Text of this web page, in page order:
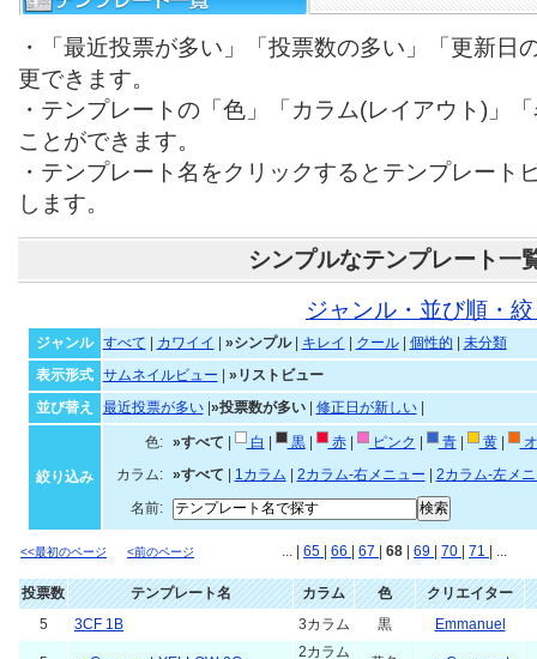
・「最近投票が多い」「投票数の多い」「更新日
更できます。
・テンプレートの「色」「カラム(レイアウト)」
ことができます。
・テンプレート名をクリックするとテンプレート
します。
シンプルなテンプレート一
ジャンル・並び順・
ジャンル すべて カワイイ »シンプル| キレイ クール| 個性的
未分類
表示形式
サムネイルビュー
»リストビュー
並び替え
最近投票が多い| »投票数が多い| 修正日が新しい|
絞り込み
色: »すべて 白 黒| 赤| ピンク 青| 黄|
カラム:
»すべて 1カラム 2カラム-右メニュー
2カラム-左メ
名前:
<<最初のページ <前のページ ... | 65 66 67 68 69 70 71 | ...
投票数 テンプレート名 カラム 色
クリエイター
5
3CF 1B 3カラム 黒 Emmanuel
2カラム